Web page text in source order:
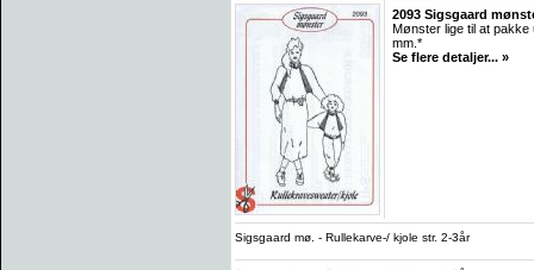
2093 Sigsgaard
Mønster lige til at
mm.*
Se flere detaljer... »
Sigsgaard mø. - Rullekarve-/ kjole str. 2-3år